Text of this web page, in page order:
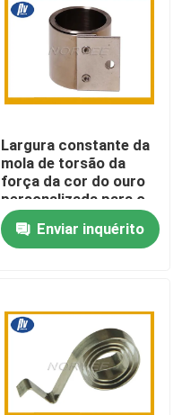
Largura constante da
mola de torsão da
força da cor do ouro
personalizada para o
monitor do
computador
Enviar inquérito